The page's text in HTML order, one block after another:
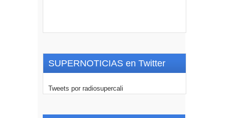
SUPERNOTICIAS en Twitter
Tweets por radiosupercali